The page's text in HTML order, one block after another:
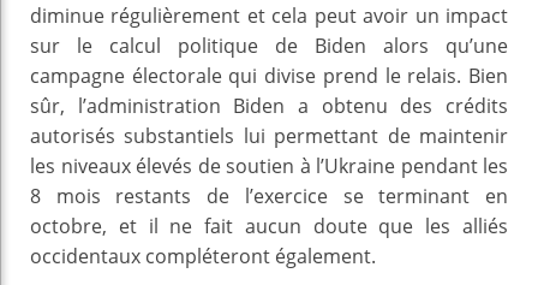
diminue régulièrement et cela peut avoir un impact
sur le calcul politique de Biden alors qu’une
campagne électorale qui divise prend le relais. Bien
sûr, l’administration Biden a obtenu des crédits
autorisés substantiels lui permettant de maintenir
les niveaux élevés de soutien à l’Ukraine pendant les
8 mois restants de l’exercice se terminant en
octobre, et il ne fait aucun doute que les alliés
occidentaux compléteront également.